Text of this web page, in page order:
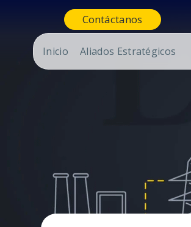
Contáctanos
Inicio Aliados Estratégicos